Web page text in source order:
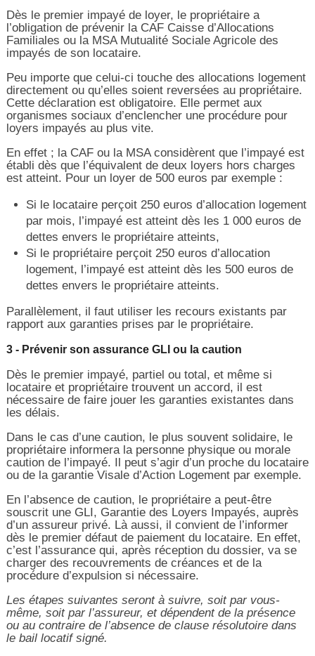
Dès le premier impayé de loyer, le propriétaire a
l’obligation de prévenir la CAF Caisse d’Allocations
Familiales ou la MSA Mutualité Sociale Agricole des
impayés de son locataire.
Peu importe que celui-ci touche des allocations logement
directement ou qu’elles soient reversées au propriétaire.
Cette déclaration est obligatoire. Elle permet aux
organismes sociaux d’enclencher une procédure pour
loyers impayés au plus vite.
En effet ; la CAF ou la MSA considèrent que l’impayé est
établi dès que l’équivalent de deux loyers hors charges
est atteint. Pour un loyer de 500 euros par exemple :
Si le locataire perçoit 250 euros d’allocation logement
par mois, l’impayé est atteint dès les 1 000 euros de
dettes envers le propriétaire atteints,
Si le propriétaire perçoit 250 euros d’allocation
logement, l’impayé est atteint dès les 500 euros de
dettes envers le propriétaire atteints.
Parallèlement, il faut utiliser les recours existants par
rapport aux garanties prises par le propriétaire.
3 - Prévenir son assurance GLI ou la caution
Dès le premier impayé, partiel ou total, et même si
locataire et propriétaire trouvent un accord, il est
nécessaire de faire jouer les garanties existantes dans
les délais.
Dans le cas d’une caution, le plus souvent solidaire, le
propriétaire informera la personne physique ou morale
caution de l’impayé. Il peut s’agir d’un proche du locataire
ou de la garantie Visale d’Action Logement par exemple.
En l’absence de caution, le propriétaire a peut-être
souscrit une GLI, Garantie des Loyers Impayés, auprès
d’un assureur privé. Là aussi, il convient de l’informer
dès le premier défaut de paiement du locataire. En effet,
c’est l’assurance qui, après réception du dossier, va se
charger des recouvrements de créances et de la
procédure d’expulsion si nécessaire.
Les étapes suivantes seront à suivre, soit par vous-
même, soit par l’assureur, et dépendent de la présence
ou au contraire de l’absence de clause résolutoire dans
le bail locatif signé.